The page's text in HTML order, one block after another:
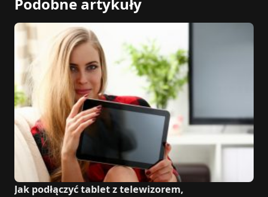
Podobne artykuły
Jak podłączyć tablet z telewizorem,